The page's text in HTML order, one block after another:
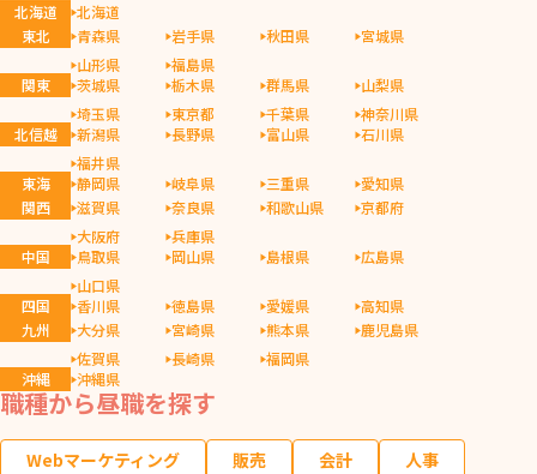
北海道
北海道
東北
青森県 岩手県 秋田県
宮城県
山形県
福島県
関東
茨城県 栃木県 群馬県
山梨県
埼玉県
東京都 千葉県
神奈川県
北信越
新潟県 長野県 富山県
石川県
福井県
東海
静岡県 岐阜県 三重県
愛知県
関西
滋賀県 奈良県 和歌山県
京都府
大阪府
兵庫県
中国
鳥取県 岡山県 島根県
広島県
山口県
四国
香川県 徳島県 愛媛県
高知県
九州
大分県 宮崎県 熊本県
鹿児島県
佐賀県
長崎県
福岡県
沖縄
沖縄県
職種から昼職を探す
Webマーケティング 販売 会計
人事